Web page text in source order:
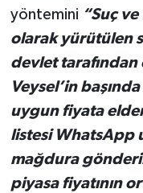
yöntemini “Suç
olarak yürütülen
devlet tarafından
Veysel’in
uygun fiyata elden
listesi WhatsApp
mağdura
piyasa fiyatının